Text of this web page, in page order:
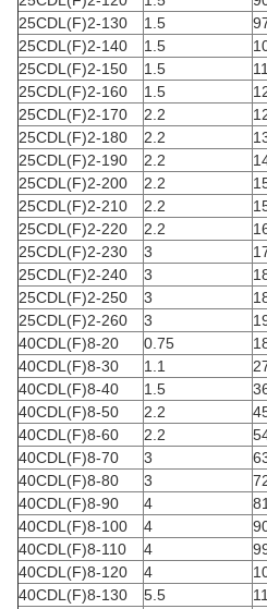
25CDL(F)2-130
1.5
25CDL(F)2-140
1.5
25CDL(F)2-150
1.5
25CDL(F)2-160
1.5
25CDL(F)2-170
2.2
25CDL(F)2-180
2.2
25CDL(F)2-190
2.2
25CDL(F)2-200
2.2
25CDL(F)2-210
2.2
25CDL(F)2-220
2.2
25CDL(F)2-230
3
25CDL(F)2-240
3
25CDL(F)2-250
3
25CDL(F)2-260
3
40CDL(F)8-20
0.75
40CDL(F)8-30
1.1
40CDL(F)8-40
1.5
40CDL(F)8-50
2.2
40CDL(F)8-60
2.2
40CDL(F)8-70
3
40CDL(F)8-80
3
40CDL(F)8-90
4
40CDL(F)8-100
4
40CDL(F)8-110
4
40CDL(F)8-120
4
40CDL(F)8-130
5.5